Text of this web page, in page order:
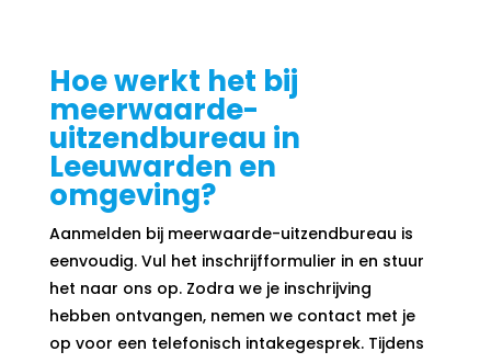
Hoe werkt het bij
meerwaarde-
uitzendbureau in
Leeuwarden en
omgeving?
Aanmelden bij meerwaarde-uitzendbureau is
eenvoudig. Vul het inschrijfformulier in en stuur
het naar ons op. Zodra we je inschrijving
hebben ontvangen, nemen we contact met je
op voor een telefonisch intakegesprek. Tijdens